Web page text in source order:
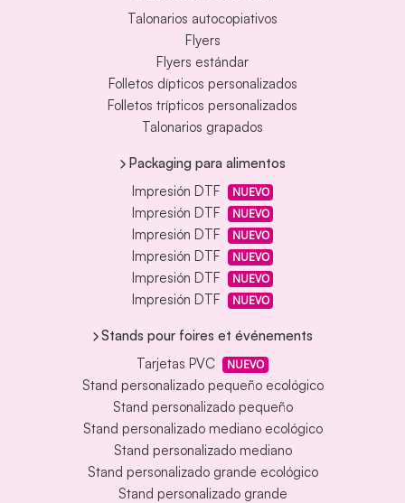
Talonarios autocopiativos
Flyers
Flyers estándar
Folletos dípticos personalizados
Folletos trípticos personalizados
Talonarios grapados
Packaging para alimentos
Impresión DTF
NUEVO
Impresión DTF NUEVO
Impresión DTF NUEVO
Impresión DTF NUEVO
Impresión DTF NUEVO
Impresión DTF NUEVO
Stands pour foires et événements
Tarjetas PVC
NUEVO
Stand personalizado pequeño ecológico
Stand personalizado pequeño
Stand personalizado mediano ecológico
Stand personalizado mediano
Stand personalizado grande ecológico
Stand personalizado grande